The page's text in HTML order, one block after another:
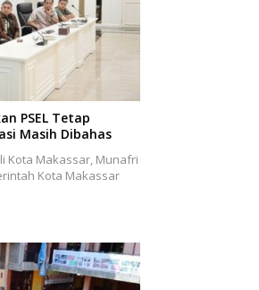
PSEL Tetap
Masih Dibahas
Kota Makassar, Munafri
Kota Makassar